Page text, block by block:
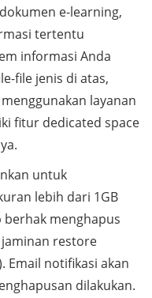
e-learning,
tertentu
informasi Anda
file jenis di atas,
layanan
fitur dedicated space
untuk
lebih dari 1GB
berhak menghapus
restore
Email notifikasi akan
dilakukan.